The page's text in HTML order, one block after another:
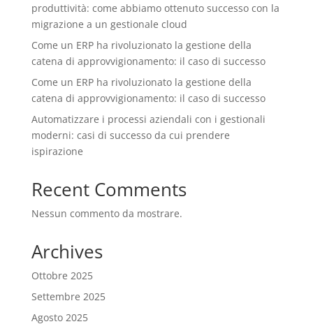
produttività: come abbiamo ottenuto successo con la
migrazione a un gestionale cloud
Come un ERP ha rivoluzionato la gestione della
catena di approvvigionamento: il caso di successo
Come un ERP ha rivoluzionato la gestione della
catena di approvvigionamento: il caso di successo
Automatizzare i processi aziendali con i gestionali
moderni: casi di successo da cui prendere
ispirazione
Recent Comments
Nessun commento da mostrare.
Archives
Ottobre 2025
Settembre 2025
Agosto 2025